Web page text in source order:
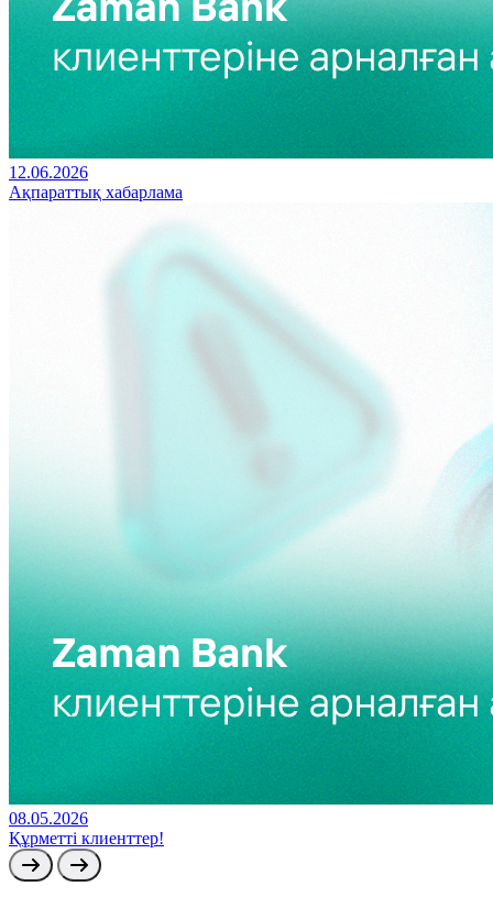
12.06.2026
Ақпараттық хабарлама
08.05.2026
Құрметті клиенттер!